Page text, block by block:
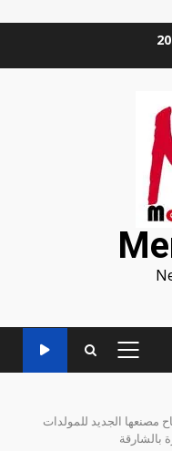
PRIMARY
مصنعها الجديد للمولدات
بالشارقة